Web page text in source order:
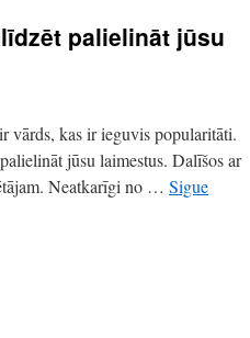
palielināt jūsu
vārds, kas ir ieguvis popularitāti.
jūsu laimestus. Dalīšos ar
Neatkarīgi no … Sigue